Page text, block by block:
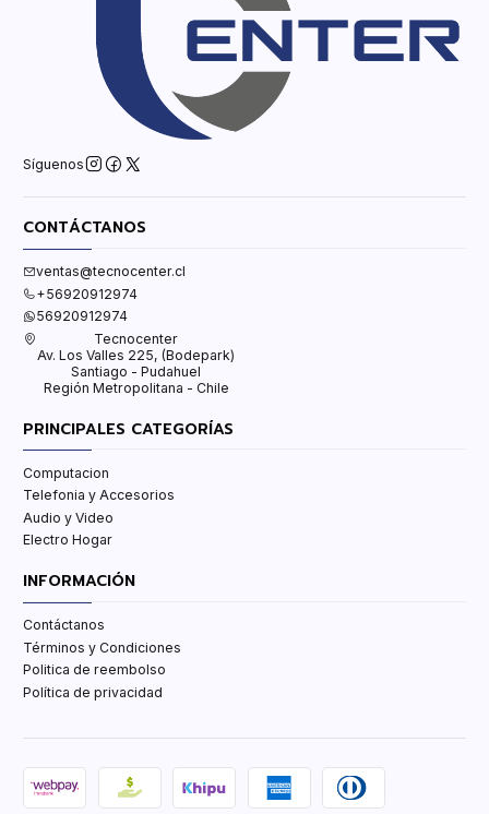
Síguenos
CONTÁCTANOS
ventas@tecnocenter.cl
+56920912974
56920912974
Tecnocenter
Av. Los Valles 225, (Bodepark)
Santiago - Pudahuel
Región Metropolitana - Chile
PRINCIPALES CATEGORÍAS
Computacion
Telefonia y Accesorios
Audio y Video
Electro Hogar
INFORMACIÓN
Contáctanos
Términos y Condiciones
Politica de reembolso
Política de privacidad